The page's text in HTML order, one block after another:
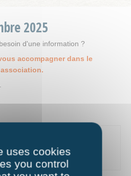
2025
d'une information ?
accompagner dans le
- 73300 Saint-Jean-de-
uses cookies
you control